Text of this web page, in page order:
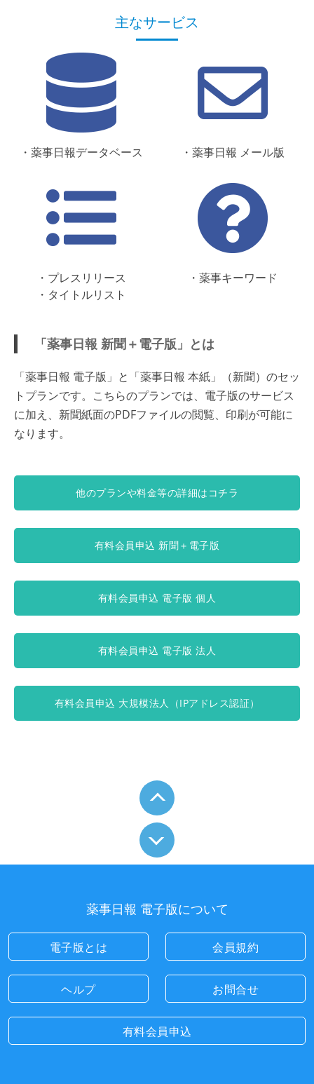
主なサービス
・薬事日報データベース ・薬事日報 メール版
・プレスリリース
・タイトルリスト
・薬事キーワード
「薬事日報 新聞＋電子版」とは
「薬事日報 電子版」と「薬事日報 本紙」（新聞）のセッ
トプランです。こちらのプランでは、電子版のサービス
に加え、新聞紙面のPDFファイルの閲覧、印刷が可能に
なります。
他のプランや料金等の詳細はコチラ
有料会員申込 新聞＋電子版
有料会員申込 電子版 個人
有料会員申込 電子版 法人
有料会員申込 大規模法人（IPアドレス認証）
薬事日報 電子版について
電子版とは 会員規約
ヘルプ お問合せ
有料会員申込